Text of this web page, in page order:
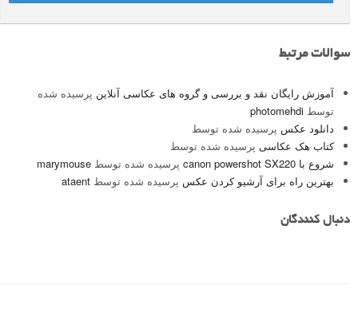
سوالات مرتبط
آموزش رایگان نقد و بررسی و گروه های عکاسی آنلاین پرسیده شده
توسط photomehdi
دانلود عکس پرسیده شده توسط
کتاب هک عکاسی پرسیده شده توسط
شروع با canon powershot SX220
پرسیده شده توسط marymouse
بهترین راه برای آرشیو کردن عکس پرسیده شده توسط ataent
دنبال کنندگان